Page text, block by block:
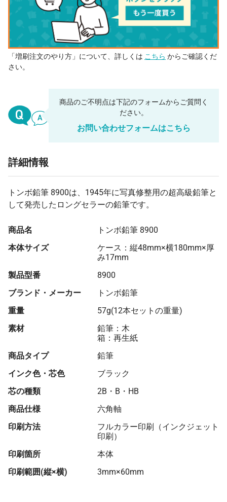
「増刷注文のやり方」について、詳しくは こちら からご確認くだ
さい。
商品のご不明点は下記のフォームからご質問く
ださい。
お問い合わせフォームはこちら
詳細情報
トンボ鉛筆 8900は、1945年に写真修整用の超高級鉛筆と
して発売したロングセラーの鉛筆です。
商品名
トンボ鉛筆 8900
本体サイズ
ケース：縦48mm×横180mm×厚
み17mm
製品型番
8900
ブランド・メーカー
トンボ鉛筆
重量
57g(12本セットの重量)
素材
鉛筆：木
箱：再生紙
商品タイプ
鉛筆
インク色・芯色
ブラック
芯の種類
2B・B・HB
商品仕様
六角軸
印刷方法
フルカラー印刷（インクジェット
印刷）
印刷箇所
本体
印刷範囲(縦×横)
3mm×60mm